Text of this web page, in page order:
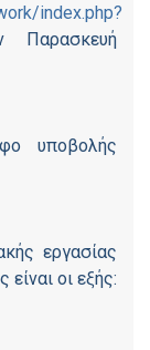
index.php?
υποβολής
εργασίας
οι εξής: